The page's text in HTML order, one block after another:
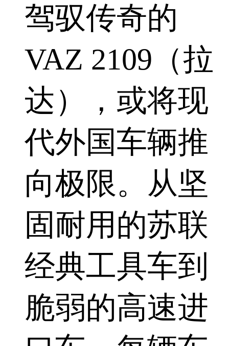
驾驭传奇的
VAZ 2109（拉
达），或将现
代外国车辆推
向极限。从坚
固耐用的苏联
经典工具车到
脆弱的高速进